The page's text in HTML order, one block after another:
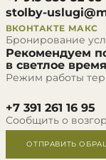
stolby-
ВКОНТАКТЕ МАКС
Бронирование
Рекомендуем
в светлое
Режим работы
+7 391 261 16 95
Сообщить о
ОТПРАВИТЬ